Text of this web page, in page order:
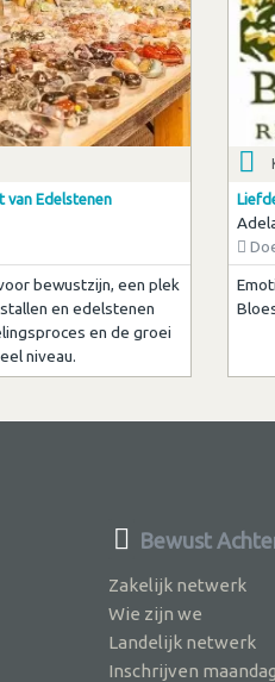
van Edelstenen
bewustzijn, een plek
en edelstenen
en de groei
niveau.
Bewust
Zakelijk netwerk
Wie zijn we
Landelijk netwerk
Inschrijven